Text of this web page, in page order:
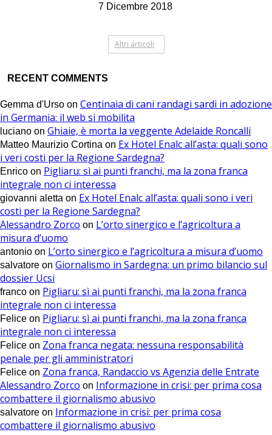
7 Dicembre 2018
Altri articoli
RECENT COMMENTS
Gemma d'Urso on Centinaia di cani randagi sardi in adozione
in Germania: il web si mobilita
luciano on Ghiaie, è morta la veggente Adelaide Roncalli
Matteo Maurizio Cortina on Ex Hotel Enalc all’asta: quali sono
i veri costi per la Regione Sardegna?
Enrico on Pigliaru: sì ai punti franchi, ma la zona franca
integrale non ci interessa
giovanni aletta on Ex Hotel Enalc all’asta: quali sono i veri
costi per la Regione Sardegna?
Alessandro Zorco on L’orto sinergico e l’agricoltura a
misura d’uomo
antonio on L’orto sinergico e l’agricoltura a misura d’uomo
salvatore on Giornalismo in Sardegna: un primo bilancio sul
dossier Ucsi
franco on Pigliaru: sì ai punti franchi, ma la zona franca
integrale non ci interessa
Felice on Pigliaru: sì ai punti franchi, ma la zona franca
integrale non ci interessa
Felice on Zona franca negata: nessuna responsabilità
penale per gli amministratori
Felice on Zona franca, Randaccio vs Agenzia delle Entrate
Alessandro Zorco on Informazione in crisi: per prima cosa
combattere il giornalismo abusivo
salvatore on Informazione in crisi: per prima cosa
combattere il giornalismo abusivo